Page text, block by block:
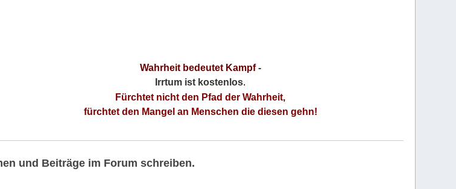
Wahrheit bedeutet Kampf-
Irrtum ist kostenlos.
Fürchtet nicht den Pfad der Wahrheit,
fürchtet den Mangel an Menschen die diesen gehn!
und Beiträge im Forum schreiben.